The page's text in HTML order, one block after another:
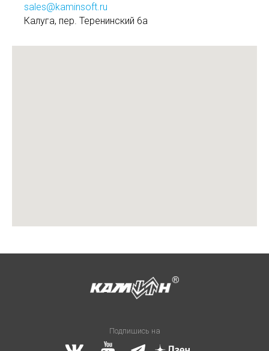
sales@kaminsoft.ru
Калуга, пер. Теренинский 6а
Подпишись на